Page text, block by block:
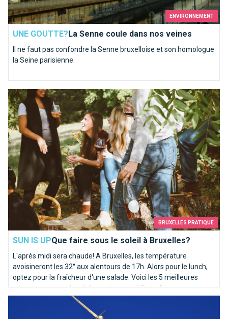
ENVIRONNEMENT
UNE GOUTTE? La Senne coule dans nos veines
Il ne faut pas confondre la Senne bruxelloise et son homologue
la Seine parisienne.
BRUXELLES PRATIQUE
SUN IS UPQue faire sous le soleil à Bruxelles?
L'après midi sera chaude! A Bruxelles, les température
avoisineront les 32° aux alentours de 17h. Alors pour le lunch,
optez pour la fraîcheur d'une salade. Voici les 5 meilleures
adresses pour un lunch frais et estival à Bruxelles.
Que faire sous le soleil à Bruxelles?
Qui es-tu Saint-Michel ?